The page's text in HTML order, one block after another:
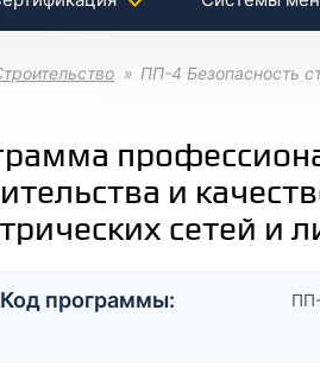
ПП-4 Безопасность
и
сетей и
Код программы: